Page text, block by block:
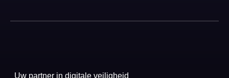
Uw partner in digitale veiligheid